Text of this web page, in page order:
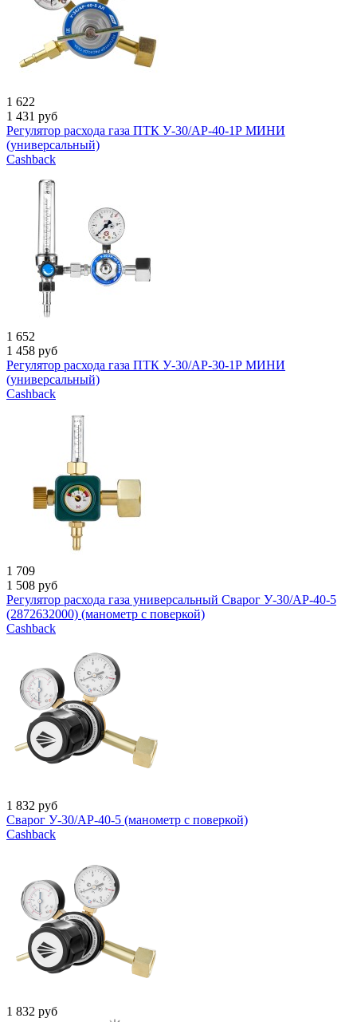
1 622
1 431 руб
Регулятор расхода газа ПТК У-30/АР-40-1Р МИНИ
(универсальный)
Cashback
1 652
1 458 руб
Регулятор расхода газа ПТК У-30/АР-30-1Р МИНИ
(универсальный)
Cashback
1 709
1 508 руб
Регулятор расхода газа универсальный Сварог У-30/АР-40-5
(2872632000) (манометр с поверкой)
Cashback
1 832 руб
Сварог У-30/АР-40-5 (манометр с поверкой)
Cashback
1 832 руб